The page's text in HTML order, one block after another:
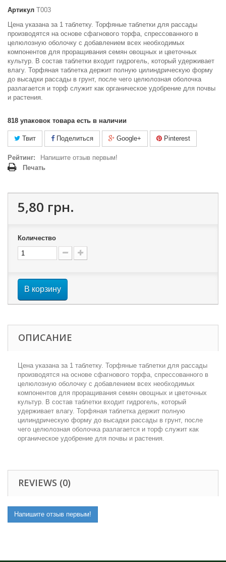
Артикул Т003
Цена указана за 1 таблетку. Торфяные таблетки для рассады
производятся на основе сфагнового торфа, спрессованного в
целюлозную оболочку с добавлением всех необходимых
компонентов для проращивания семян овощных и цветочных
культур. В состав таблетки входит гидрогель, который удерживает
влагу. Торфяная таблетка держит полную цилиндрическую форму
до высадки рассады в грунт, после чего целюлозная оболочка
разлагается и торф служит как органическое удобрение для почвы
и растения.
818 упаковок товара есть в наличии
Твит Поделиться Google+ Pinterest
Рейтинг:
Напишите отзыв первым!
Печать
5,80 грн.
Количество
В корзину
ОПИСАНИЕ
Цена указана за 1 таблетку. Торфяные таблетки для рассады
производятся на основе сфагнового торфа, спрессованного в
целюлозную оболочку с добавлением всех необходимых
компонентов для проращивания семян овощных и цветочных
культур. В состав таблетки входит гидрогель, который
удерживает влагу. Торфяная таблетка держит полную
цилиндрическую форму до высадки рассады в грунт, после
чего целюлозная оболочка разлагается и торф служит как
органическое удобрение для почвы и растения.
REVIEWS (0)
Напишите отзыв первым!